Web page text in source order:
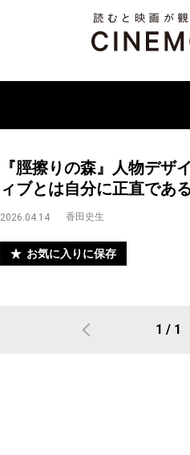
『脛擦りの森』人物デ
ィブとは自分に正直であ
2026.04.14 香田史生
お気に入りに保存
1 / 1